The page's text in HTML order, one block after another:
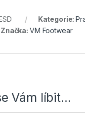
Kategorie:
Značka: VM Footwear
Vám líbit…